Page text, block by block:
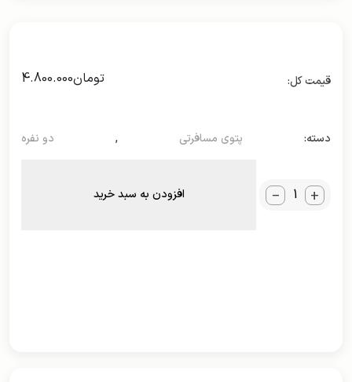
تومان4.800.000
دسته: پتوی مسافرتی , دو نفره
_ + افزودن به سبد خرید